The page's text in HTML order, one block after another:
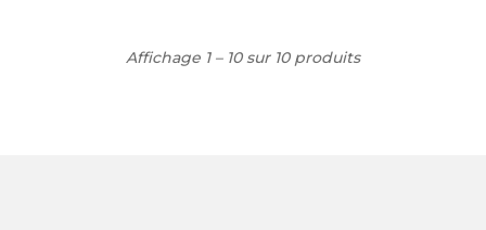
Affichage 1 – 10 sur 10 produits